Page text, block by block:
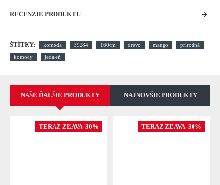
RECENZIE PRODUKTU
ŠTÍTKY: komoda 39284 160cm drevo mango prírodná
komody jedáleň
NAŠE ĎALŠIE PRODUKTY NAJNOVŠIE PRODUKTY
TERAZ ZĽAVA -30% TERAZ ZĽAVA -30%